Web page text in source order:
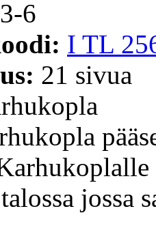
6
I TL
21 sivua
jossa